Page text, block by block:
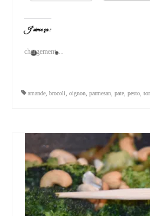
J’aime ça :
chargement…
amande brocoli oignon parmesan pate pesto